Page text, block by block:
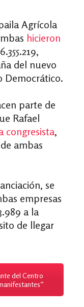
Agrícola
hicieron
del nuevo
Democrático.
parte de
Rafael
congresista,
ambas
se
empresas
a la
de llegar
del Centro